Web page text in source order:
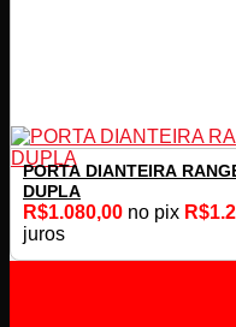
PORTA DIANTEIRA
DUPLA
R$1.080,00 no pix R$
juros